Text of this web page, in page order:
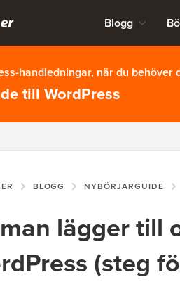
Blogg
handledningar, när du behöver
till WordPress
BLOGG NYBÖRJARGUIDE
lägger till
(steg